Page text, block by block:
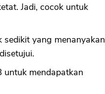
Jadi, cocok untuk
sedikit yang menanyakan
untuk mendapatkan